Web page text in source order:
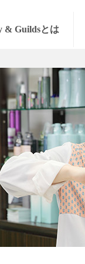
& Guildsとは